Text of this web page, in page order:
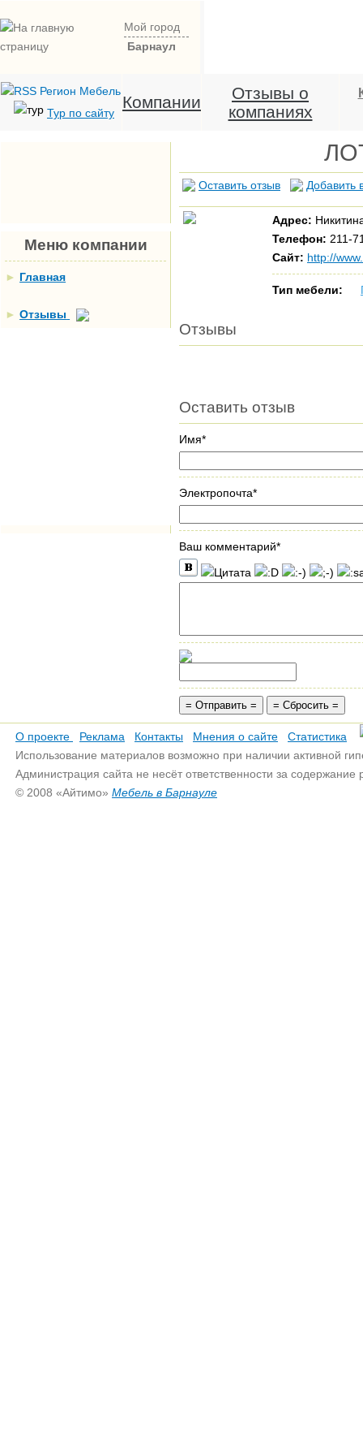
Мой город
Барнаул
Тур по сайту
Компании
Отзывы о
компаниях
Меню компании
► Главная
► Отзывы
Оставить отзыв Добавить
Адрес:
Телефон: 211-
Сайт: http://
Тип мебели:
Отзывы
Оставить отзыв
Имя*
Электропочта*
Ваш комментарий*
О проекте Реклама Контакты Мнения о сайте
Статистика
Использование материалов возможно при наличии активной
Администрация сайта не несёт ответственности за
© 2008 «Айтимо» Мебель в Барнауле